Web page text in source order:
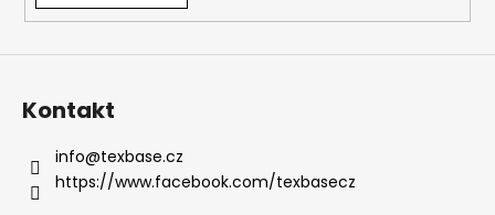
Kontakt
info@texbase.cz
https://www.facebook.com/texbasecz